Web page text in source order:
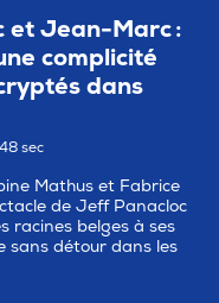
et Jean-Marc :
complicité
dans
sec
Mathus et Fabrice
de Jeff Panacloc
racines belges à ses
sans détour dans les